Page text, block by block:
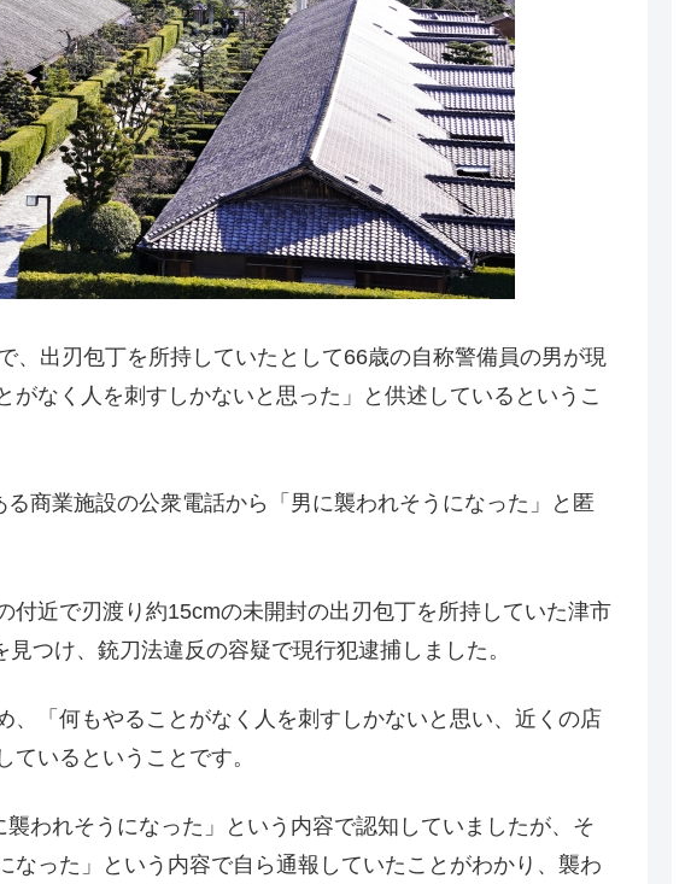
、出刃包丁を所持していたとして66歳の自称警備員の男が現
がなく人を刺すしかないと思った」と供述しているというこ
商業施設の公衆電話から「男に襲われそうになった」と匿
付近で刃渡り約15cmの未開封の出刃包丁を所持していた津市
つけ、銃刀法違反の容疑で現行犯逮捕しました。
、「何もやることがなく人を刺すしかないと思い、近くの店
いるということです。
われそうになった」という内容で認知していましたが、そ
なった」という内容で自ら通報していたことがわかり、襲わ